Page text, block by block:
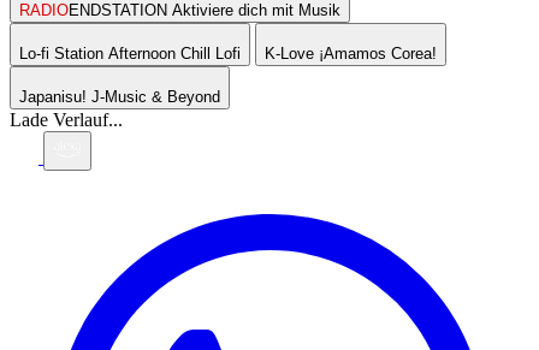
RADIOENDSTATION Aktiviere dich mit Musik
Lo-fi Station Afternoon Chill Lofi K-Love ¡Amamos Corea!
Japanisu! J-Music & Beyond
Lade Verlauf...